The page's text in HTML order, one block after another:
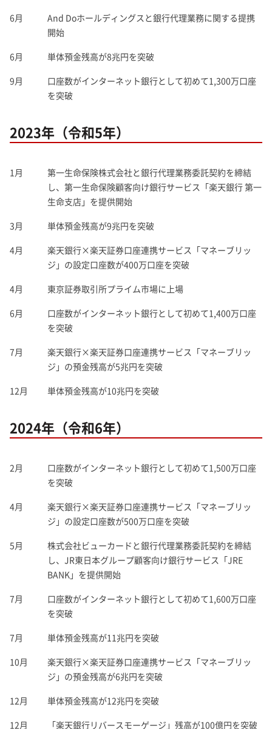
6月
And Doホールディングスと銀行代理業務に関する提携
開始
6月
単体預金残高が8兆円を突破
9月
口座数がインターネット銀行として初めて1,300万口座
を突破
2023年（令和5年）
1月
第一生命保険株式会社と銀行代理業務委託契約を締結
し、第一生命保険顧客向け銀行サービス「楽天銀行 第一
生命支店」を提供開始
3月
単体預金残高が9兆円を突破
4月
楽天銀行×楽天証券口座連携サービス「マネーブリッ
ジ」の設定口座数が400万口座を突破
4月
東京証券取引所プライム市場に上場
6月
口座数がインターネット銀行として初めて1,400万口座
を突破
7月
楽天銀行×楽天証券口座連携サービス「マネーブリッ
ジ」の預金残高が5兆円を突破
12月
単体預金残高が10兆円を突破
2024年（令和6年）
2月
口座数がインターネット銀行として初めて1,500万口座
を突破
4月
楽天銀行×楽天証券口座連携サービス「マネーブリッ
ジ」の設定口座数が500万口座を突破
5月
株式会社ビューカードと銀行代理業務委託契約を締結
し、JR東日本グループ顧客向け銀行サービス「JRE
BANK」を提供開始
7月
口座数がインターネット銀行として初めて1,600万口座
を突破
7月
単体預金残高が11兆円を突破
10月
楽天銀行×楽天証券口座連携サービス「マネーブリッ
ジ」の預金残高が6兆円を突破
12月
単体預金残高が12兆円を突破
12月
「楽天銀行リバースモーゲージ」残高が100億円を突破